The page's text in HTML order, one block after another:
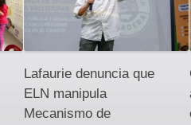
Lafaurie denuncia que
ELN manipula
Mecanismo de